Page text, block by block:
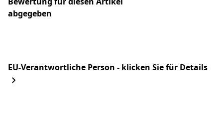
abgegeben
EU-Verantwortliche Person - klicken Sie für Details